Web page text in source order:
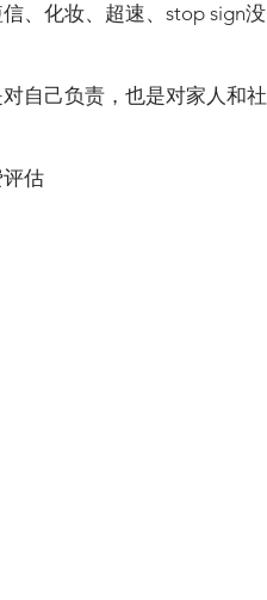
、化妆、超速、stop sign没
自己负责，也是对家人和社
估